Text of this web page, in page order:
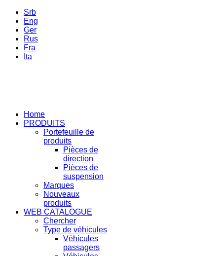
Srb
Eng
Ger
Rus
Fra
Ita
Home
PRODUITS
Portefeuille de
produits
Pièces de
direction
Pièces de
suspension
Marques
Nouveaux
produits
WEB CATALOGUE
Chercher
Type de véhicules
Véhicules
passagers